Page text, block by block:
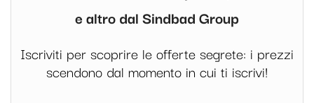
e altro dal Sindbad Group
Iscriviti per scoprire le offerte segrete: i prezzi
scendono dal momento in cui ti iscrivi!